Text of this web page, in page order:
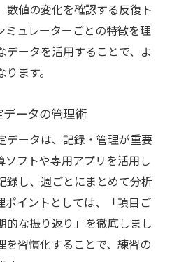
数値の変化を確認する反復ト
ミュレーターごとの特徴を理
ータを活用することで、よ
ます。
ータの管理術
データは、記録・管理が重要
フトや専用アプリを活用し
録し、週ごとにまとめて分析
ポイントとしては、「項目ご
的な振り返り」を徹底しまし
を習慣化することで、練習の